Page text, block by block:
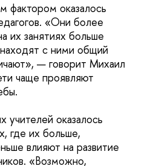
фактором оказалось
«Они более
их занятиях больше
с ними общий
— говорит Михаил
чаще проявляют
оказалось
где их больше,
влияют на развитие
«Возможно,